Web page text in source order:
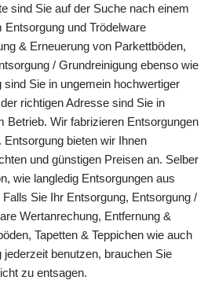
sind Sie auf der Suche nach einem
und Trödelware
& Erneuerung von Parkettböden,
/ Grundreinigung ebenso wie
Sie in ungemein hochwertiger
richtigen Adresse sind Sie in
Betrieb. Wir fabrizieren Entsorgungen
bieten wir Ihnen
und günstigen Preisen an. Selber
wie langledig Entsorgungen aus
Sie Ihr Entsorgung, Entsorgung /
Wertanrechung, Entfernung &
Tapetten & Teppichen wie auch
benutzen, brauchen Sie
zu entsagen.